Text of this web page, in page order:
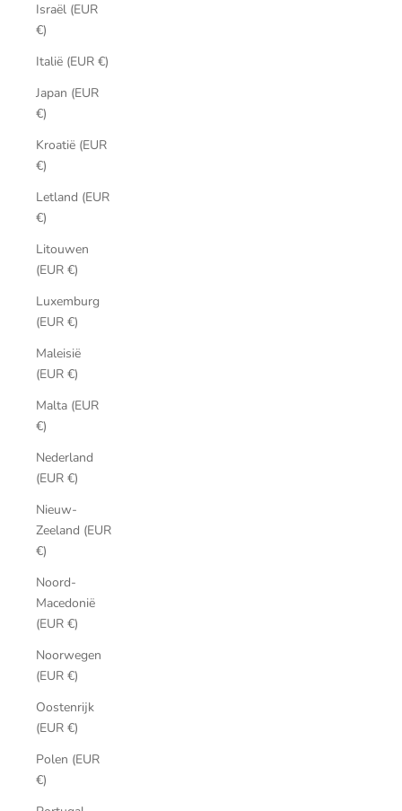
Israël (EUR
€)
Italië (EUR €)
Japan (EUR
€)
Kroatië (EUR
€)
Letland (EUR
€)
Litouwen
(EUR €)
Luxemburg
(EUR €)
Maleisië
(EUR €)
Malta (EUR
€)
Nederland
(EUR €)
Nieuw-
Zeeland (EUR
€)
Noord-
Macedonië
(EUR €)
Noorwegen
(EUR €)
Oostenrijk
(EUR €)
Polen (EUR
€)